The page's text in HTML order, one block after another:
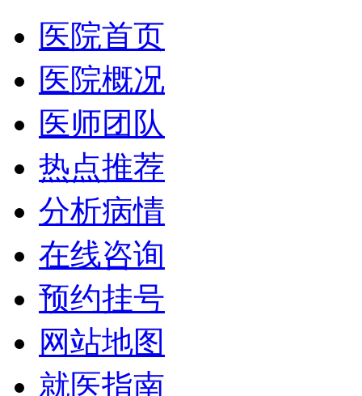
医院首页
医院概况
医师团队
热点推荐
分析病情
在线咨询
预约挂号
网站地图
就医指南